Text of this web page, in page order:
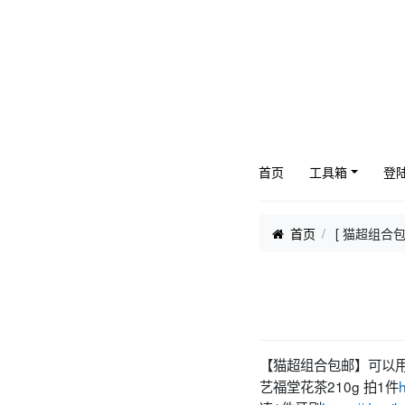
首页 工具箱 登
首页 [ 猫超组合
【猫超组合包邮】可以
艺福堂花茶210g 拍1件